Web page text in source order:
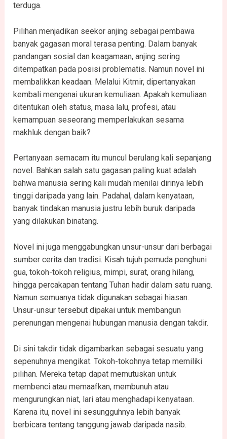
terduga.
Pilihan menjadikan seekor anjing sebagai pembawa
banyak gagasan moral terasa penting. Dalam banyak
pandangan sosial dan keagamaan, anjing sering
ditempatkan pada posisi problematis. Namun novel ini
membalikkan keadaan. Melalui Kitmir, dipertanyakan
kembali mengenai ukuran kemuliaan. Apakah kemuliaan
ditentukan oleh status, masa lalu, profesi, atau
kemampuan seseorang memperlakukan sesama
makhluk dengan baik?
Pertanyaan semacam itu muncul berulang kali sepanjang
novel. Bahkan salah satu gagasan paling kuat adalah
bahwa manusia sering kali mudah menilai dirinya lebih
tinggi daripada yang lain. Padahal, dalam kenyataan,
banyak tindakan manusia justru lebih buruk daripada
yang dilakukan binatang.
Novel ini juga menggabungkan unsur-unsur dari berbagai
sumber cerita dan tradisi. Kisah tujuh pemuda penghuni
gua, tokoh-tokoh religius, mimpi, surat, orang hilang,
hingga percakapan tentang Tuhan hadir dalam satu ruang.
Namun semuanya tidak digunakan sebagai hiasan.
Unsur-unsur tersebut dipakai untuk membangun
perenungan mengenai hubungan manusia dengan takdir.
Di sini takdir tidak digambarkan sebagai sesuatu yang
sepenuhnya mengikat. Tokoh-tokohnya tetap memiliki
pilihan. Mereka tetap dapat memutuskan untuk
membenci atau memaafkan, membunuh atau
mengurungkan niat, lari atau menghadapi kenyataan.
Karena itu, novel ini sesungguhnya lebih banyak
berbicara tentang tanggung jawab daripada nasib.